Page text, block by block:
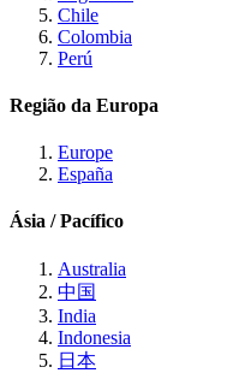
Chile
Colombia
Perú
Região da Europa
Europe
España
Ásia / Pacífico
Australia
中国
India
Indonesia
日本